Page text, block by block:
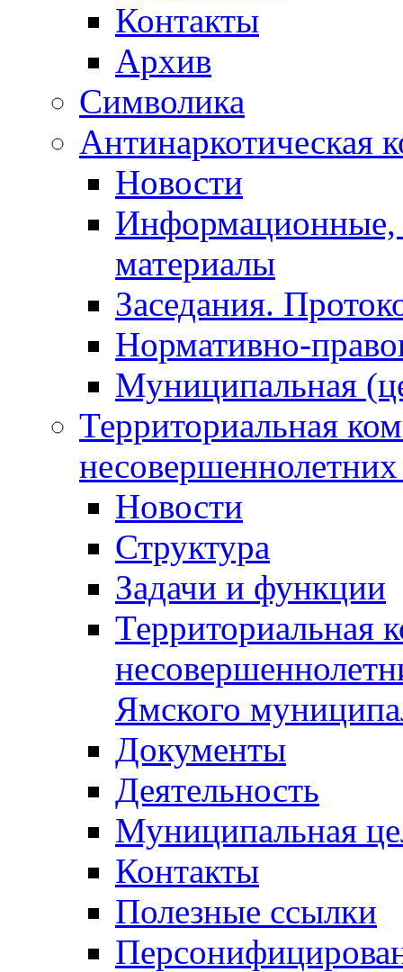
Контакты
Архив
Символика
Антинаркотическая
Новости
Информационные,
материалы
Заседания.
Нормативно-
Муниципальная
Территориальная
Новости
Структура
Задачи и функции
Территориальная
Ямского
Документы
Деятельность
Муниципальная
Контакты
Полезные ссылки